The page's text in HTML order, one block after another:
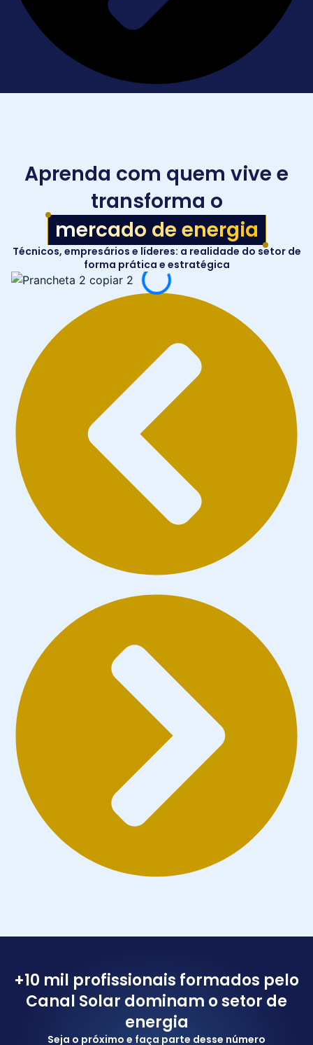
Aprenda com quem vive e
transforma o
mercado de energia
Técnicos, empresários e líderes: a realidade do setor de
forma prática e estratégica
+10 mil profissionais formados pelo
Canal Solar dominam o setor de
energia
Seja o próximo e faça parte desse número